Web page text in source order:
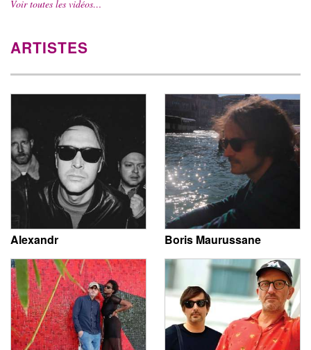
Voir toutes les vidéos…
ARTISTES
Alexandr Boris Maurussane